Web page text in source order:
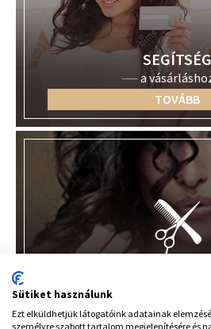
SEGÍTSÉG
a
TOVÁBB
TOVÁBB
Sütiket használunk
Ezt elküldhetjük látogatóink adatainak
személyre szabott tartalom megjelenítésére és